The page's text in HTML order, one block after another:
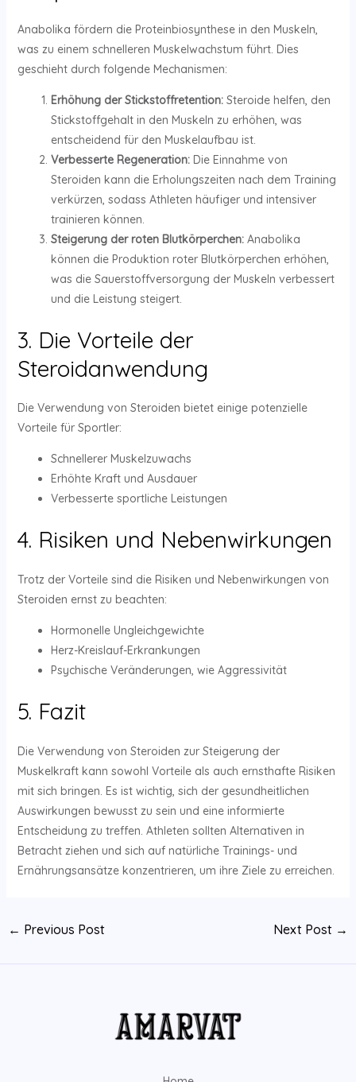
Anabolika fördern die Proteinbiosynthese in den Muskeln,
was zu einem schnelleren Muskelwachstum führt. Dies
geschieht durch folgende Mechanismen:
Erhöhung der Stickstoffretention:Steroide helfen, den
Stickstoffgehalt in den Muskeln zu erhöhen, was
entscheidend für den Muskelaufbau ist.
Verbesserte Regeneration:Die Einnahme von
Steroiden kann die Erholungszeiten nach dem Training
verkürzen, sodass Athleten häufiger und intensiver
trainieren können.
Steigerung der roten Blutkörperchen:Anabolika
können die Produktion roter Blutkörperchen erhöhen,
was die Sauerstoffversorgung der Muskeln verbessert
und die Leistung steigert.
3. Die Vorteile der
Steroidanwendung
Die Verwendung von Steroiden bietet einige potenzielle
Vorteile für Sportler:
Schnellerer Muskelzuwachs
Erhöhte Kraft und Ausdauer
Verbesserte sportliche Leistungen
4. Risiken und Nebenwirkungen
Trotz der Vorteile sind die Risiken und Nebenwirkungen von
Steroiden ernst zu beachten:
Hormonelle Ungleichgewichte
Herz-Kreislauf-Erkrankungen
Psychische Veränderungen, wie Aggressivität
5. Fazit
Die Verwendung von Steroiden zur Steigerung der
Muskelkraft kann sowohl Vorteile als auch ernsthafte Risiken
mit sich bringen. Es ist wichtig, sich der gesundheitlichen
Auswirkungen bewusst zu sein und eine informierte
Entscheidung zu treffen. Athleten sollten Alternativen in
Betracht ziehen und sich auf natürliche Trainings- und
Ernährungsansätze konzentrieren, um ihre Ziele zu erreichen.
← Previous Post Next Post →